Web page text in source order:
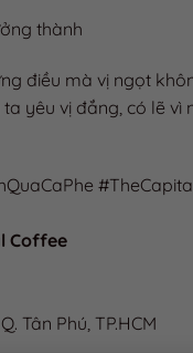
thành
điều mà vị ngọt
yêu vị đắng, có lẽ
Coffee
Tân Phú, TP.HCM